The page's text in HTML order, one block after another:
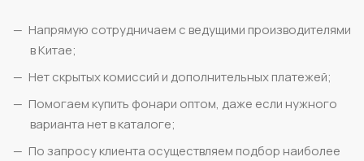
Напрямую сотрудничаем с ведущими производителями
в Китае;
Нет скрытых комиссий и дополнительных платежей;
Помогаем купить фонари оптом, даже если нужного
варианта нет в каталоге;
По запросу клиента осуществляем подбор наиболее